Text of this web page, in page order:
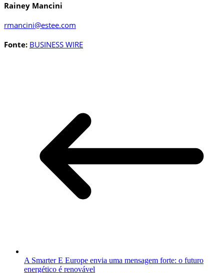
Rainey Mancini
rmancini@estee.com
Fonte: BUSINESS WIRE
A Smarter E Europe envia uma mensagem forte: o futuro
energético é renovável